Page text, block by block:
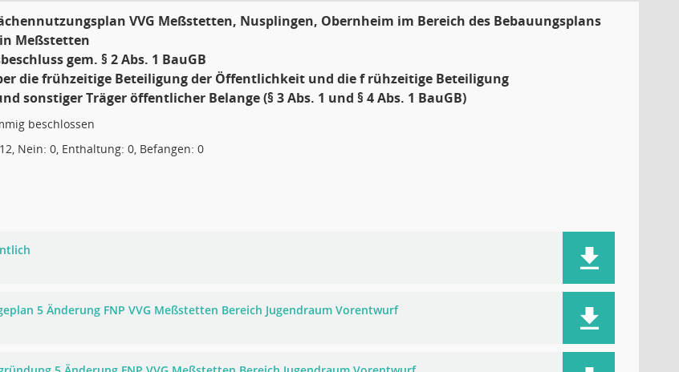
VVG Meßstetten, Nusplingen, Obernheim im Bereich des Bebauungsplans
Meßstetten
gem. § 2 Abs. 1 BauGB
die frühzeitige Beteiligung der Öffentlichkeit und die f rühzeitige Beteiligung
sonstiger Träger öffentlicher Belange (§ 3 Abs. 1 und § 4 Abs. 1 BauGB)
beschlossen
12, Nein: 0, Enthaltung: 0, Befangen: 0
5 Änderung FNP VVG Meßstetten Bereich Jugendraum Vorentwurf